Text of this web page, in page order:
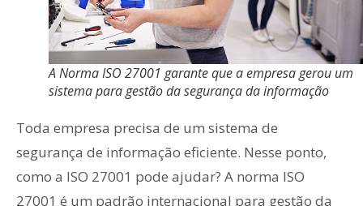
A Norma ISO 27001 garante que a empresa gerou um
sistema para gestão da segurança da informação
Toda empresa precisa de um sistema de
segurança de informação eficiente. Nesse ponto,
como a ISO 27001 pode ajudar? A norma ISO
27001 é um padrão internacional para gestão da